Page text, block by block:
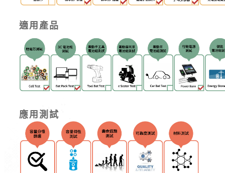
適用產品
應用測試